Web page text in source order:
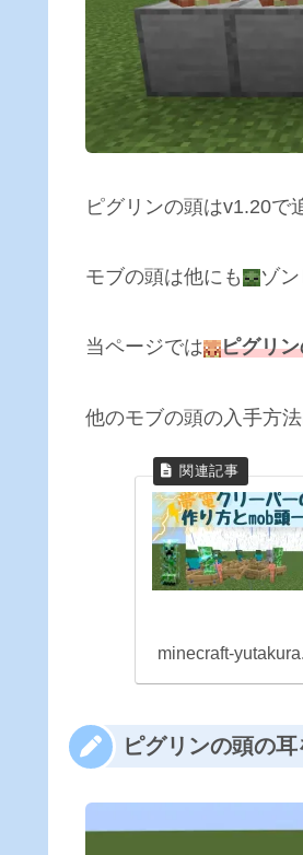
ピグリンの頭はv1.20で
モブの頭は他にも ゾ
当ページでは ピグリ
他のモブの頭の入手方
minecraft-
ピグリンの頭の